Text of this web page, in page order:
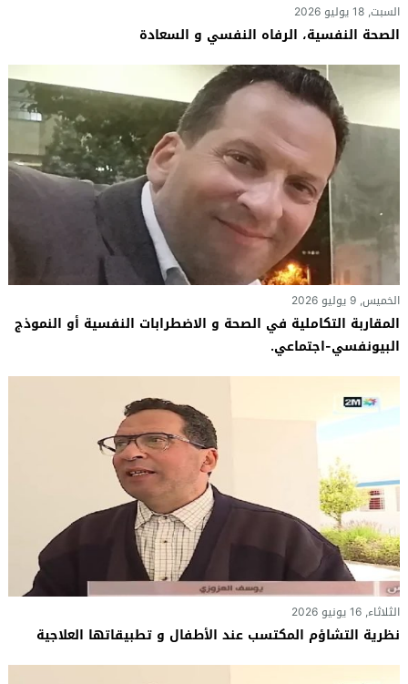
السبت, 18 يوليو 2026
الصحة النفسية، الرفاه النفسي و السعادة
الخميس, 9 يوليو 2026
المقاربة التكاملية في الصحة و الاضطرابات النفسية أو النموذج
البيونفسي-اجتماعي.
الثلاثاء, 16 يونيو 2026
نظرية التشاؤم المكتسب عند الأطفال و تطبيقاتها العلاجية